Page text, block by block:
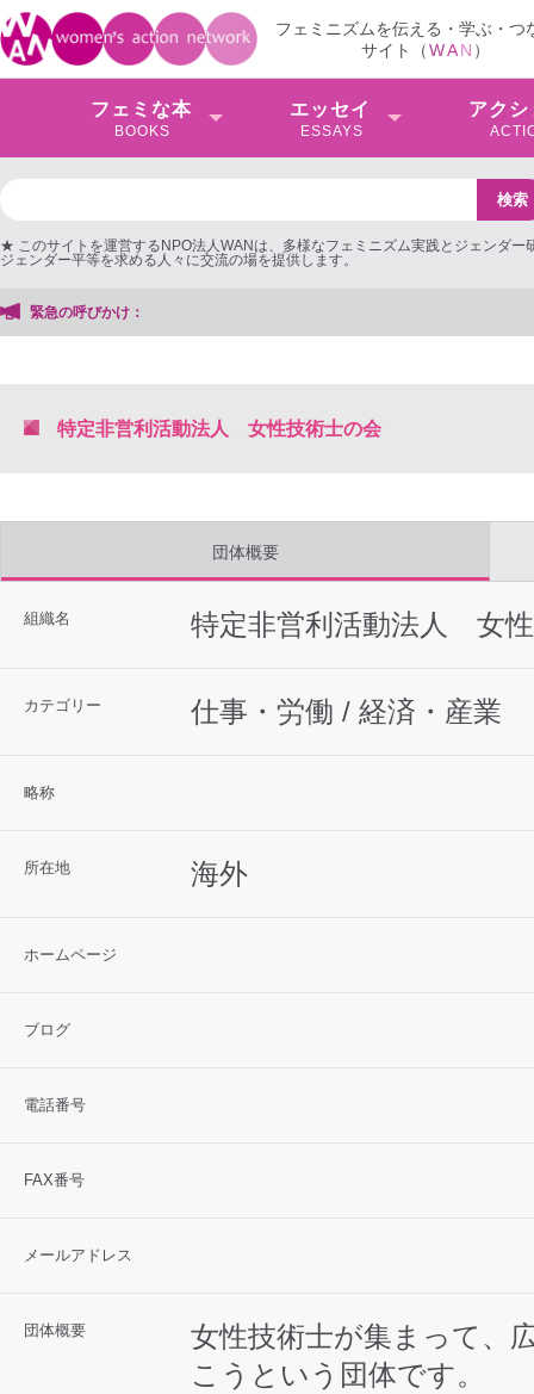
フェミニズムを伝える・学ぶ・つ
サイト（WAN ）
フェミな本
BOOKS
エッセイ
ESSAYS
アクシ
★ このサイトを運営するNPO法人WANは、多様なフェミニズム実践とジェンダー
ジェンダー平等を求める人々に交流の場を提供します。
緊急の呼びかけ：
特定非営利活動法人 女性技術士の会
団体概要
組織名 特定非営利活動法人 女
カテゴリー 仕事・労働 / 経済・産業
略称
所在地 海外
ホームページ
ブログ
電話番号
FAX番号
メールアドレス
団体概要
女性技術士が集まって、
こうという団体です。